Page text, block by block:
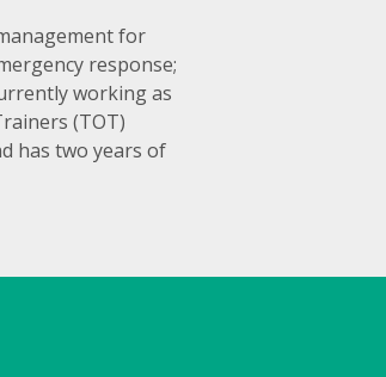
for
response;
working as
(TOT)
has two years of